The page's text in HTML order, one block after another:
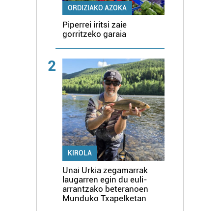
ORDIZIAKO AZOKA
Piperrei iritsi zaie
gorritzeko garaia
2
KIROLA
Unai Urkia zegamarrak
laugarren egin du euli-
arrantzako beteranoen
Munduko Txapelketan